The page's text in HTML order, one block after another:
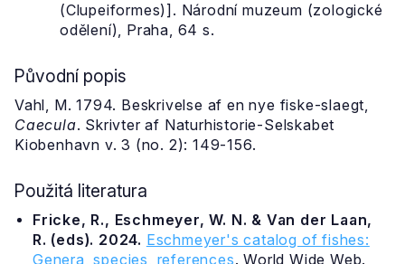
(Clupeiformes)]. Národní muzeum (zologické
odělení), Praha, 64 s.
Původní popis
Vahl, M. 1794. Beskrivelse af en nye fiske-slaegt,
Caecula. Skrivter af Naturhistorie-Selskabet
Kiobenhavn v. 3 (no. 2): 149-156.
Použitá literatura
Fricke, R., Eschmeyer, W. N. & Van der Laan,
R. (eds). 2024. Eschmeyer's catalog of fishes:
Genera, species, references. World Wide Web.